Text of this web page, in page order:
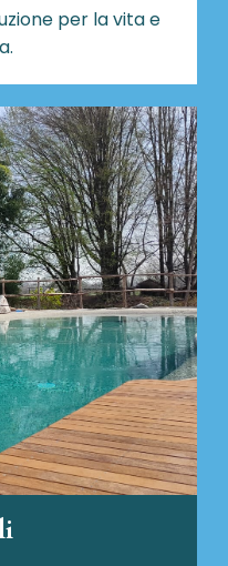
per la vita e